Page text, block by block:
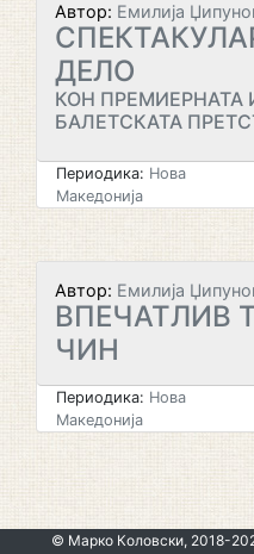
Автор: Емилија
ДЕЛО
КОН ПРЕМИЕРНАТА
БАЛЕТСКАТА
Периодика: Нова
Македонија
Автор: Емилија
ВПЕЧАТЛИВ
ЧИН
Периодика: Нова
Македонија
© Марко Коловски, 2018-